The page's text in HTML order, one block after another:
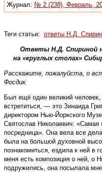
Журнал: № 2 (238), Февраль,
Теги статьи: ответы Н.Д.
Ответы Н.Д. Спириной
на «круглых столах»
Расскажите, пожалуйста, о
Фосдик.
Был ещё один великий
встретиться, — это Зинаида
директором Нью-Йоркского
Святослав Николаевич: «Самая
посредница». Она вела все
была на большой духовной
познакомиться, ездила к ней в
меня есть композиция о ней, о
подружились, она посылала